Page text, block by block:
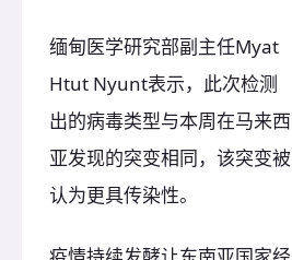
缅甸医学研究部副主任Myat
Htut Nyunt表示，此次检测
出的病毒类型与本周在马来西
亚发现的突变相同，该突变被
认为更具传染性。